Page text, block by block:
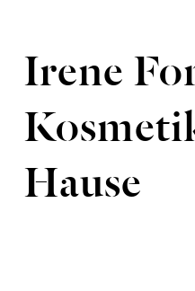
Irene
Hause